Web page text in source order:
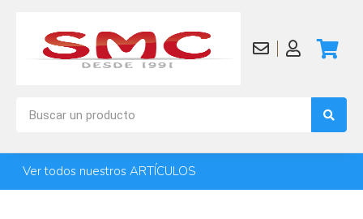
Ver todos nuestros ARTÍCULOS